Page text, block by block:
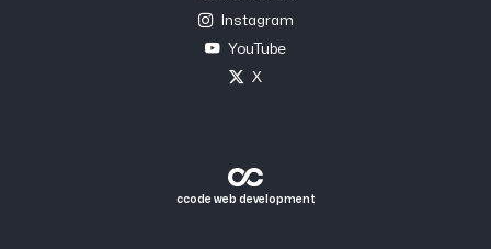
Instagram
YouTube
X
ccode web development